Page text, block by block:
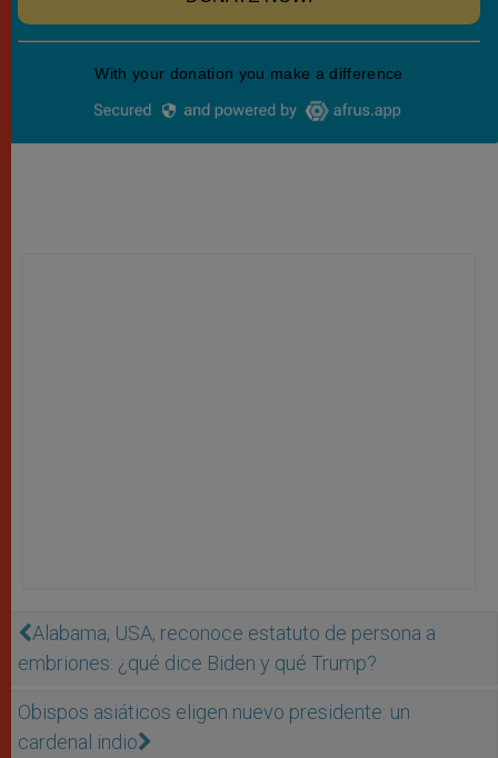
Alabama, USA, reconoce estatuto de persona a
embriones: ¿qué dice Biden y qué Trump?
Obispos asiáticos eligen nuevo presidente: un
cardenal indio